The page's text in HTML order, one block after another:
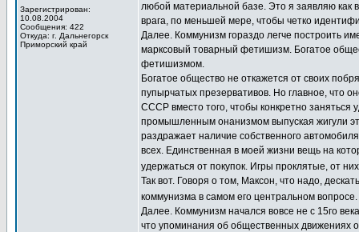
Зарегистрирован:
10.08.2004
Сообщения: 422
Откуда: г. Дальнегорск
Приморский край
любой материальной базе. Это я заявляю как
врага, по меньшей мере, чтобы четко
Далее. Коммунизм гораздо легче построить
марксовый товарный фетишизм. Богатое
фетишизмом.
Богатое общество не откажется от своих
пупырчатых презервативов. Но главное, что
СССР вместо того, чтобы конкретно заняться
промышленным онанизмом выпуская жигули
раздражает наличие собственного
всех. Единственная в моей жизни вещь на
удержаться от покупок. Игры проклятые, от
Так вот. Говоря о том, Максон, что надо,
коммунизма в самом его центральном вопросе.
Далее. Коммунизм начался вовсе не с 15го
что упоминания об общественных движениях